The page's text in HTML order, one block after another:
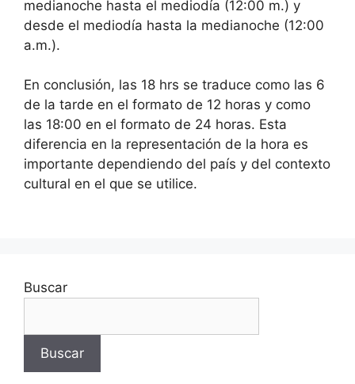
medianoche hasta el mediodía (12:00 m.) y
desde el mediodía hasta la medianoche (12:00
a.m.).
En conclusión, las 18 hrs se traduce como las 6
de la tarde en el formato de 12 horas y como
las 18:00 en el formato de 24 horas. Esta
diferencia en la representación de la hora es
importante dependiendo del país y del contexto
cultural en el que se utilice.
Buscar
Buscar